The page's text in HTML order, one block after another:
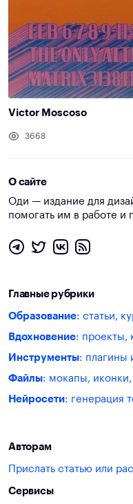
Victor Moscoso
3668
О сайте
Оди — издание для
помогать им в работе и
Главные рубрики
Образование: статьи,
Вдохновение: проекты,
Инструменты: плагины
Файлы: мокапы,
Нейросети: генерация
Авторам
Прислать статью или
Сервисы